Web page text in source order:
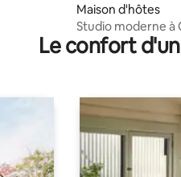
Maison d'hôtes
Studio moderne à
Le confort